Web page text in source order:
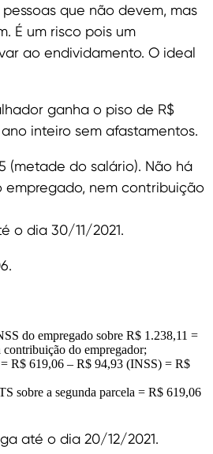
pessoas que não devem, mas
É um risco pois um
ao endividamento. O ideal
ganha o piso de R$
ano inteiro sem afastamentos.
(metade do salário). Não há
empregado, nem contribuição
o dia 30/11/2021.
do empregado sobre R$ 1.238,11 =
do empregador;
R$ 619,06 – R$ 94,93 (INSS) = R$
sobre a segunda parcela = R$ 619,06
até o dia 20/12/2021.